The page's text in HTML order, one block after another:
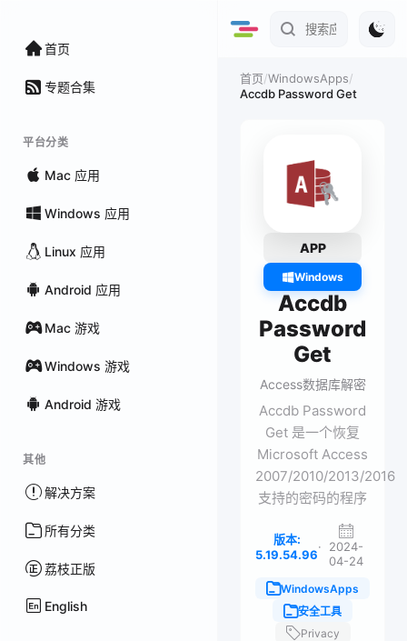
首页
专题合集
平台分类
Mac 应用
Windows 应用
Linux 应用
Android 应用
Mac 游戏
Windows 游戏
Android 游戏
其他
解决方案
所有分类
荔枝正版
English
首页/WindowsApps/
Accdb Password Get
APP
Windows
Accdb
Password
Get
Access数据库解密
Accdb Password
Get 是一个恢复
Microsoft Access
2007/2010/2013/2016
支持的密码的程序
版本:
5.19.54.96
·
2024-
04-24
WindowsApps
安全工具
Privacy